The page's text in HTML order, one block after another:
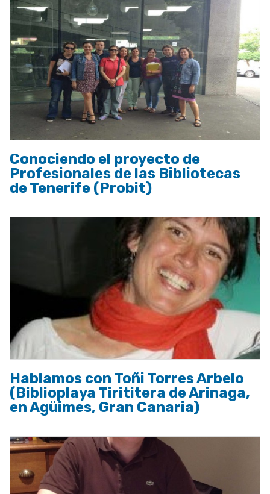
Conociendo el proyecto de
Profesionales de las Bibliotecas
de Tenerife (Probit)
Hablamos con Toñi Torres Arbelo
(Biblioplaya Tirititera de Arinaga,
en Agüimes, Gran Canaria)